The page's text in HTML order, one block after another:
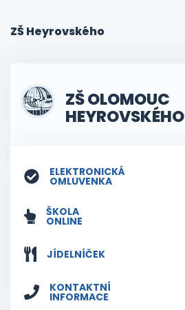
ZŠ Heyrovského
ZŠ OLOMOUC
HEYROVSKÉHO
ELEKTRONICKÁ
OMLUVENKA
ŠKOLA
ONLINE
JÍDELNÍČEK
KONTAKTNÍ
INFORMACE